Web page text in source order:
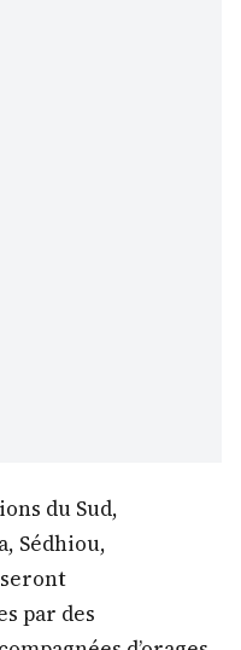
du Sud,
Sédhiou,
par des